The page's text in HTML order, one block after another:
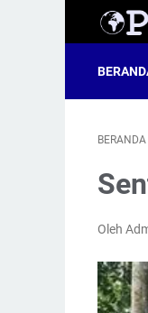
BERANDA
Oleh